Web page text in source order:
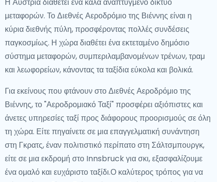
μεταφορών. Το Διεθνές Αεροδρόμιο της Βιέννης είναι η
κύρια διεθνής πύλη, προσφέροντας πολλές συνδέσεις
παγκοσμίως. Η χώρα διαθέτει ένα εκτεταμένο δημόσιο
σύστημα μεταφορών, συμπεριλαμβανομένων τρένων, τραμ
και λεωφορείων, κάνοντας τα ταξίδια εύκολα και βολικά.
Για εκείνους που φτάνουν στο Διεθνές Αεροδρόμιο της
Βιέννης, το "Αεροδρομιακό Ταξί" προσφέρει αξιόπιστες και
άνετες υπηρεσίες ταξί προς διάφορους προορισμούς σε όλη
τη χώρα. Είτε πηγαίνετε σε μια επαγγελματική συνάντηση
στη Γκρατς, έναν πολιτιστικό περίπατο στη Σάλτσμπουργκ,
είτε σε μια εκδρομή στο Innsbruck για σκι, εξασφαλίζουμε
ένα ομαλό και ευχάριστο ταξίδι.Ο καλύτερος τρόπος για να